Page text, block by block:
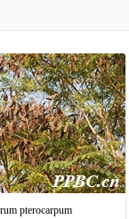
pterocarpum